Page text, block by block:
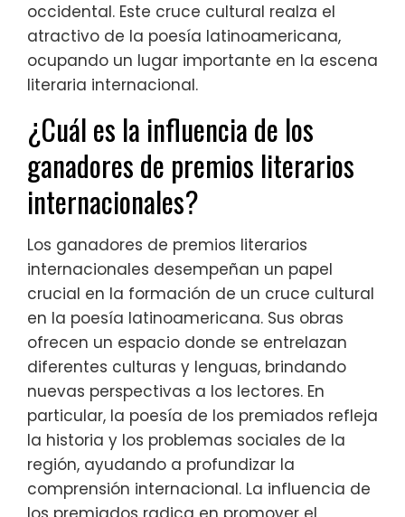
occidental. Este cruce cultural realza el
atractivo de la poesía latinoamericana,
ocupando un lugar importante en la escena
literaria internacional.
¿Cuál es la influencia de los
ganadores de premios literarios
internacionales?
Los ganadores de premios literarios
internacionales desempeñan un papel
crucial en la formación de un cruce cultural
en la poesía latinoamericana. Sus obras
ofrecen un espacio donde se entrelazan
diferentes culturas y lenguas, brindando
nuevas perspectivas a los lectores. En
particular, la poesía de los premiados refleja
la historia y los problemas sociales de la
región, ayudando a profundizar la
comprensión internacional. La influencia de